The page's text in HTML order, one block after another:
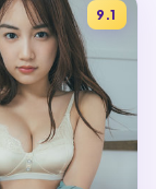
9.1